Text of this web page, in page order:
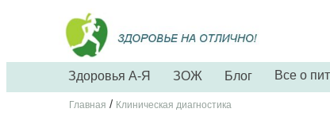
Здоровья А-Я ЗОЖ Блог Все о
Главная / Клиническая диагностика